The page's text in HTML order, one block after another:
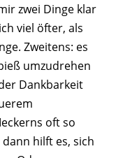
zwei Dinge klar
viel öfter, als
Zweitens: es
umzudrehen
Dankbarkeit
oft so
hilft es, sich